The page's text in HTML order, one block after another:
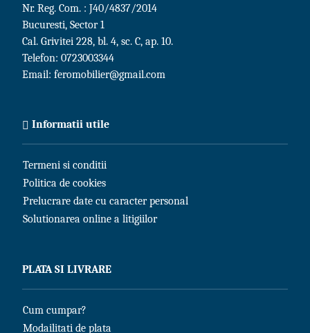
Nr. Reg. Com. : J40/4837/2014
Bucuresti, Sector 1
Cal. Grivitei 228, bl. 4, sc. C, ap. 10.
Telefon: 0723003344
Email: feromobilier@gmail.com
Informatii utile
Termeni si conditii
Politica de cookies
Prelucrare date cu caracter personal
Solutionarea online a litigiilor
PLATA SI LIVRARE
Cum cumpar?
Modailitati de plata